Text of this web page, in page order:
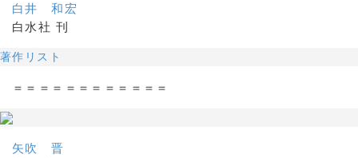
白井 和宏
白水社 刊
著作リスト
＝＝＝＝＝＝＝＝＝＝＝＝
矢吹 晋